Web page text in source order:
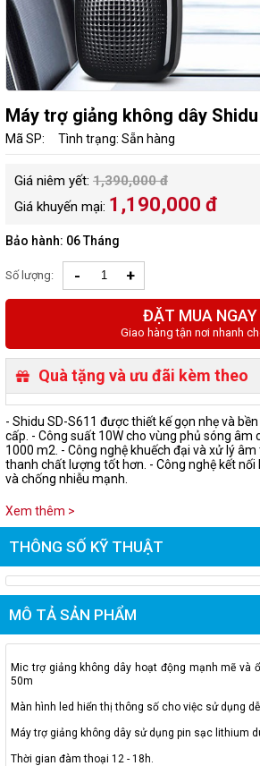
Máy trợ giảng không dây Shidu
Mã SP: Tình trạng: Sẵn hàng
Giá niêm yết: 1,390,000 đ
Giá khuyến mại: 1,190,000 đ
Bảo hành: 06 Tháng
Số lượng: - +
ĐẶT MUA NGAY
Giao hàng tận nơi nhanh
Quà tặng và ưu đãi kèm theo
- Shidu SD-S611 được thiết kế gọn nhẹ và
cấp. - Công suất 10W cho vùng phủ sóng âm
1000 m2. - Công nghệ khuếch đại và xử lý
thanh chất lượng tốt hơn. - Công nghệ kết nối
và chống nhiễu mạnh.
Xem thêm >
THÔNG SỐ KỸ THUẬT
MÔ TẢ SẢN PHẨM
Mic trợ giảng không dây hoạt động mạnh mẽ và
50m
Màn hình led hiển thị thông số cho việc sử dụng
Máy trợ giảng không dây sử dụng pin sạc lithium
Thời gian đàm thoại 12 - 18h.